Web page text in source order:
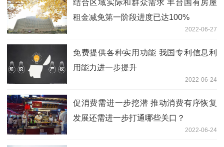
结合区域实际和群众需求 丰台国有房屋
租金减免第一阶段进度已达100%
2022-06-27
免费提供各种实用功能 我国专利信息利
用能力进一步提升
2022-06-24
促消费需进一步挖潜 推动消费有序恢复
发展还需进一步打通哪些关口？
2022-06-24